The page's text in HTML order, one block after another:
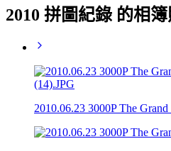
2010 拼圖紀錄 的相簿
2010.06.23 3000P The